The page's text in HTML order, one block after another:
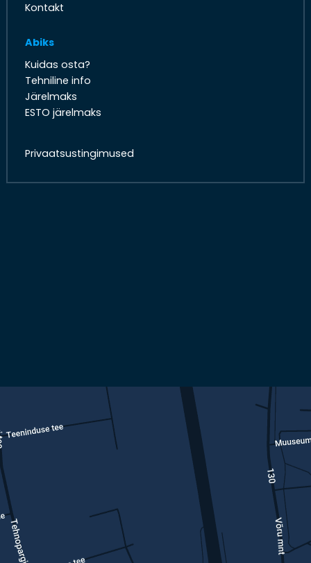
Kontakt
Abiks
Kuidas osta?
Tehniline info
Järelmaks
ESTO järelmaks
Privaatsustingimused